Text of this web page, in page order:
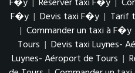
F�y | Devis taxi F�y | Tarif
| Commander un taxi à F�y
Tours | Devis taxi Luynes-
Luynes- Aéroport de Tours |